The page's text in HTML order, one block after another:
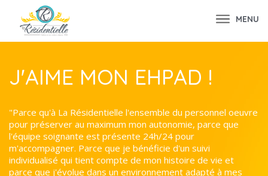
MENU
J'AIME MON EHPAD !
"Parce qu'à La Résidentielle l'ensemble du personnel oeuvre
pour préserver au maximum mon autonomie, parce que
l'équipe soignante est présente 24h/24 pour
m'accompagner. Parce que je bénéficie d'un suivi
individualisé qui tient compte de mon histoire de vie et
parce que j'évolue dans un environnement adapté à mes